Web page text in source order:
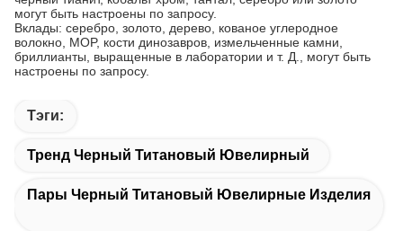
могут быть настроены по запросу.
Вклады: серебро, золото, дерево, кованое углеродное
волокно, MOP, кости динозавров, измельченные камни,
бриллианты, выращенные в лаборатории и т. Д., могут быть
настроены по запросу.
Тэги:
Тренд Черный Титановый Ювелирный
Пары Черный Титановый Ювелирные Изделия